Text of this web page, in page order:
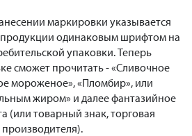
маркировки указывается
одинаковым шрифтом на
упаковки. Теперь
сможет прочитать - «Сливочное
мороженое», «Пломбир», или
жиром» и далее фантазийное
(или товарный знак, торговая